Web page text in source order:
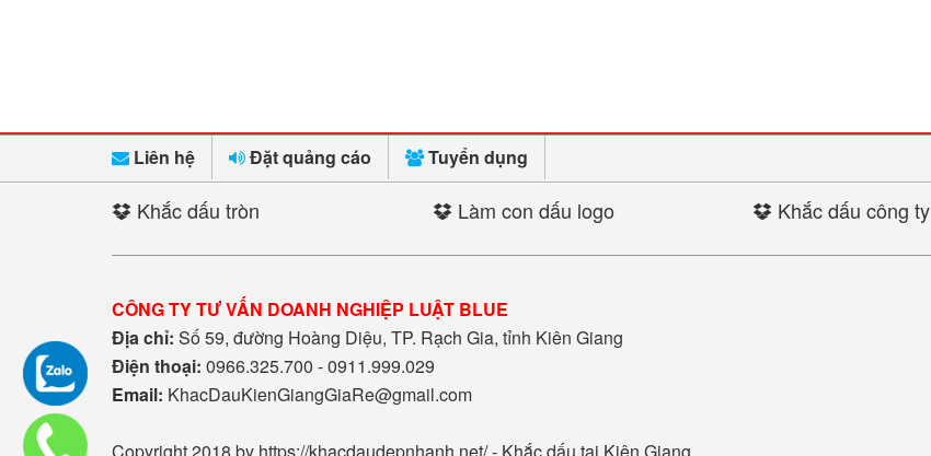
Liên hệ Đặt quảng cáo Tuyển dụng
Khắc dấu tròn Làm con dấu logo Khắc dấu công ty
CÔNG TY TƯ VẤN DOANH NGHIỆP LUẬT BLUE
Địa chỉ: Số 59, đường Hoàng Diệu, TP. Rạch Gia, tỉnh Kiên Giang
Điện thoại: 0966.325.700 - 0911.999.029
Email: KhacDauKienGiangGiaRe@gmail.com
Copyright 2018 by https://khacdaudepnhanh.net/ - Khắc dấu tại Kiên Giang